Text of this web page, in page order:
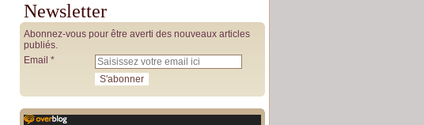
Newsletter
Abonnez-vous pour être averti des nouveaux articles
publiés.
Email